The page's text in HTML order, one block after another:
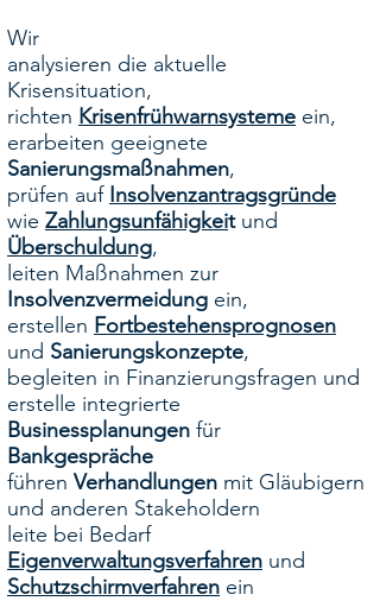
Wir
analysieren die aktuelle
Krisensituation,
richten Krisenfrühwarnsysteme ein,
erarbeiten geeignete
Sanierungsmaßnahmen,
prüfen auf Insolvenzantragsgründe
wie Zahlungsunfähigkeitund
Überschuldung,
leiten Maßnahmen zur
Insolvenzvermeidung ein,
erstellen Fortbestehensprognosen
und Sanierungskonzepte,
begleiten in Finanzierungsfragen und
erstelle integrierte
Businessplanungen für
Bankgespräche
führen Verhandlungen mit Gläubigern
und anderen Stakeholdern
leite bei Bedarf
Eigenverwaltungsverfahren und
Schutzschirmverfahren ein